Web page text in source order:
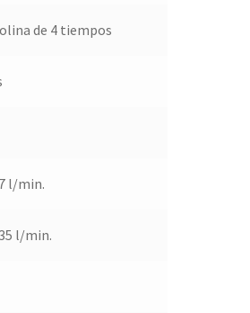
de 4 tiempos
l/min.
l/min.